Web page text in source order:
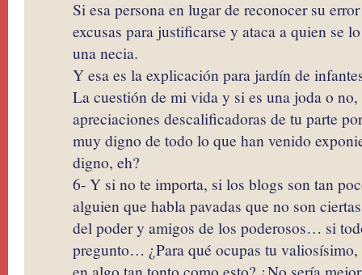
Si esa persona en lugar de reconocer su
excusas para justificarse y ataca a quien se
una necia.
Y esa es la explicación para jardín de
La cuestión de mi vida y si es una joda o
apreciaciones descalificadoras de tu parte
muy digno de todo lo que han venido
digno, eh?
6- Y si no te importa, si los blogs son tan
alguien que habla pavadas que no son
del poder y amigos de los poderosos… si
pregunto… ¿Para qué ocupas tu